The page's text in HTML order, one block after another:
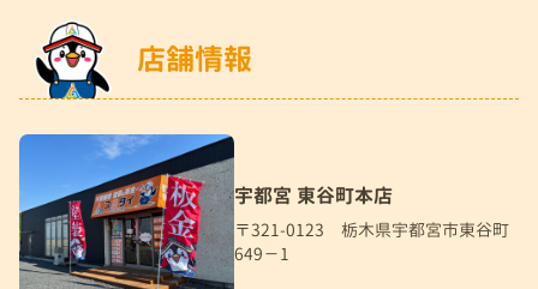
店舗情報
宇都宮 東谷町本店
〒321-0123 栃木県宇都宮市東谷町
649－1